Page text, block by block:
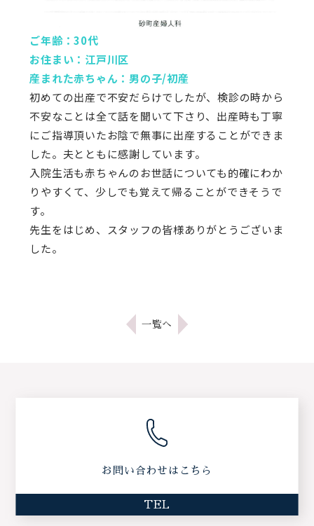
ご年齢：30代
お住まい：江戸川区
産まれた赤ちゃん：男の子/初産
初めての出産で不安だらけでしたが、検診の時から
不安なことは全て話を聞いて下さり、出産時も丁寧
にご指導頂いたお陰で無事に出産することができま
した。夫とともに感謝しています。
入院生活も赤ちゃんのお世話についても的確にわか
りやすくて、少しでも覚えて帰ることができそうで
す。
先生をはじめ、スタッフの皆様ありがとうございま
した。
一覧へ
お問い合わせはこちら
TEL